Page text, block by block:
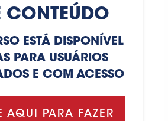
CONTEÚDO
ESTÁ DISPONÍVEL
PARA USUÁRIOS
E COM ACESSO
AQUI PARA FAZER